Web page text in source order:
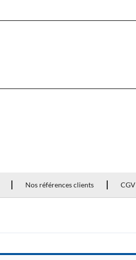
Nos références clients CGV